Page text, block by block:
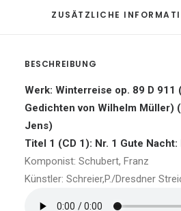
ZUSÄTZLICHE
BESCHREIBUNG
Werk: Winterreise op. 89 D
Gedichten von Wilhelm Müller)
Jens)
Titel 1 (CD 1): Nr. 1 Gute
Komponist: Schubert, Franz
Künstler: Schreier,P./Dresdner